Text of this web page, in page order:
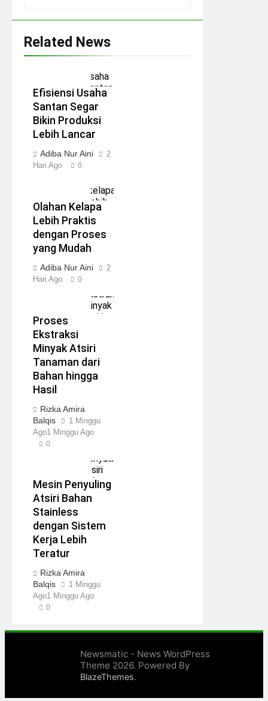
Related News
Efisiensi Usaha
Santan Segar
Bikin Produksi
Lebih Lancar
Adiba Nur Aini
2
Hari Ago
0
Olahan Kelapa
Lebih Praktis
dengan Proses
yang Mudah
Adiba Nur Aini
2
Hari Ago
0
Proses
Ekstraksi
Minyak Atsiri
Tanaman dari
Bahan hingga
Hasil
Rizka Amira
Balqis
1 Minggu
Ago1 Minggu Ago
0
Mesin Penyuling
Atsiri Bahan
Stainless
dengan Sistem
Kerja Lebih
Teratur
Rizka Amira
Balqis
1 Minggu
Ago1 Minggu Ago
0
Newsmatic - News WordPress
Theme 2026. Powered By
BlazeThemes.